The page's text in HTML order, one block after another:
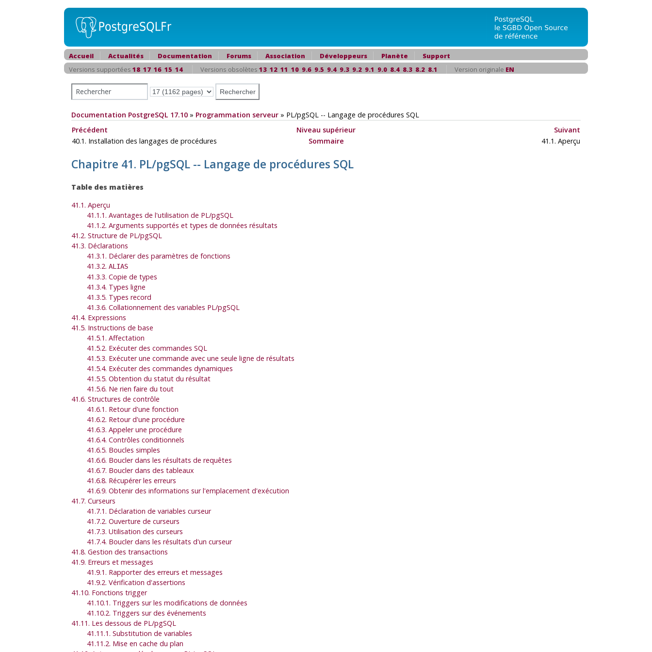
Accueil Actualités Documentation Forums Association Développeurs Planète
Support
Versions supportées 18 17 16 15 14 Versions obsolètes 13 12 11 10 9.6 9.5 9.4 9.3 9.2 9.1 9.0 8.4 8.3 8.2 8.1 Version originale EN
Documentation PostgreSQL 17.10 » Programmation serveur » PL/pgSQL -- Langage de procédures SQL
Précédent
Niveau supérieur
Suivant
40.1. Installation des langages de procédures
Sommaire 41.1. Aperçu
Chapitre 41. PL/pgSQL -- Langage de procédures SQL
Table des matières
41.1. Aperçu
41.1.1. Avantages de l'utilisation de PL/pgSQL
41.1.2. Arguments supportés et types de données résultats
41.2. Structure de PL/pgSQL
41.3. Déclarations
41.3.1. Déclarer des paramètres de fonctions
41.3.2. ALIAS
41.3.3. Copie de types
41.3.4. Types ligne
41.3.5. Types record
41.3.6. Collationnement des variables PL/pgSQL
41.4. Expressions
41.5. Instructions de base
41.5.1. Affectation
41.5.2. Exécuter des commandes SQL
41.5.3. Exécuter une commande avec une seule ligne de résultats
41.5.4. Exécuter des commandes dynamiques
41.5.5. Obtention du statut du résultat
41.5.6. Ne rien faire du tout
41.6. Structures de contrôle
41.6.1. Retour d'une fonction
41.6.2. Retour d'une procédure
41.6.3. Appeler une procédure
41.6.4. Contrôles conditionnels
41.6.5. Boucles simples
41.6.6. Boucler dans les résultats de requêtes
41.6.7. Boucler dans des tableaux
41.6.8. Récupérer les erreurs
41.6.9. Obtenir des informations sur l'emplacement d'exécution
41.7. Curseurs
41.7.1. Déclaration de variables curseur
41.7.2. Ouverture de curseurs
41.7.3. Utilisation des curseurs
41.7.4. Boucler dans les résultats d'un curseur
41.8. Gestion des transactions
41.9. Erreurs et messages
41.9.1. Rapporter des erreurs et messages
41.9.2. Vérification d'assertions
41.10. Fonctions trigger
41.10.1. Triggers sur les modifications de données
41.10.2. Triggers sur des événements
41.11. Les dessous de PL/pgSQL
41.11.1. Substitution de variables
41.11.2. Mise en cache du plan